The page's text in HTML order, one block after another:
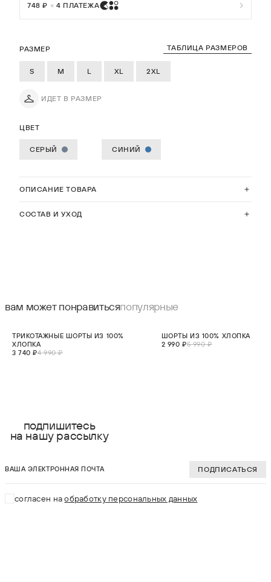
ОПИСАНИЕ ТОВАРА
СОСТАВ И УХОД
РАЗМЕР ТАБЛИЦА РАЗМЕРОВ
S M L XL 2XL
ИДЕТ В РАЗМЕР
ЦВЕТ
СЕРЫЙ СИНИЙ
748 ₽ × 4 ПЛАТЕЖА
вам может понравитьсяпопулярные
НОВИНКА
M
ТРИКОТАЖНЫЕ ШОРТЫ ИЗ 100%
ХЛОПКА
3 740 ₽4 990 ₽
ШОРТЫ ИЗ 100% ХЛОПКА
2 990 ₽5 990 ₽
подпишитесь
на нашу рассылку
ПОДПИСАТЬСЯ
согласен наобработку персональных данных